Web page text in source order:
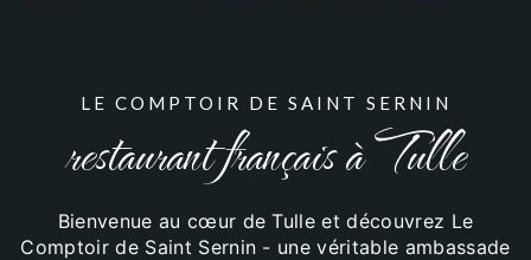
LE COMPTOIR DE SAINT SERNIN
restaurant français à Tulle
Bienvenue au cœur de Tulle et découvrez Le
Comptoir de Saint Sernin - une véritable ambassade